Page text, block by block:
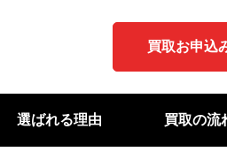
買取お申込
選ばれる理由 買取の流